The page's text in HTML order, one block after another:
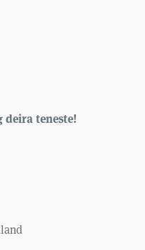
deira teneste!